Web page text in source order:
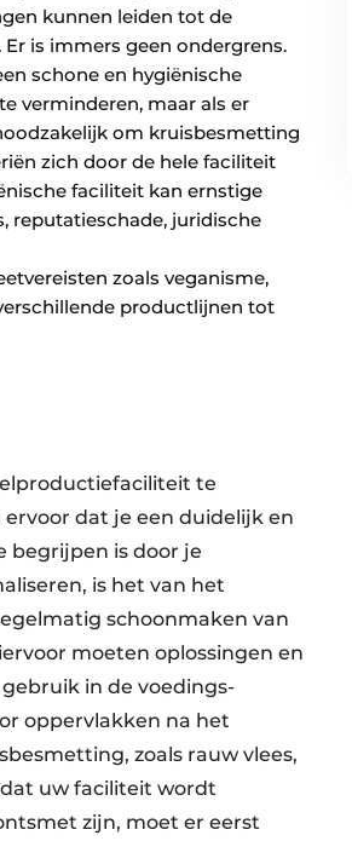
kunnen leiden tot de
is immers geen ondergrens.
schone en hygiënische
verminderen, maar als er
om kruisbesmetting
zich door de hele faciliteit
faciliteit kan ernstige
reputatieschade, juridische
zoals veganisme,
productlijnen tot
te
dat je een duidelijk en
begrijpen is door je
is het van het
schoonmaken van
moeten oplossingen en
in de voedings-
oppervlakken na het
zoals rauw vlees,
dat uw faciliteit wordt
zijn, moet er eerst